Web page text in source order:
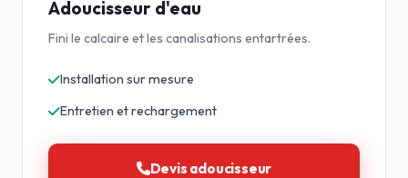
Adoucisseur d'eau
Fini le calcaire et les canalisations entartrées.
Installation sur mesure
Entretien et rechargement
Devis adoucisseur